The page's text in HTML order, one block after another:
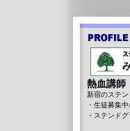
熱血講師
新宿のステ
・生徒募集
・ステンド